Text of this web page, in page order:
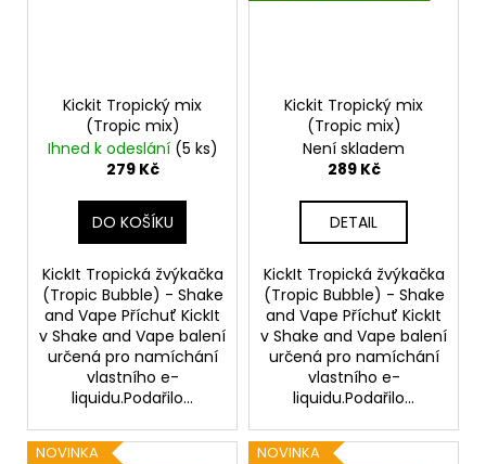
Kickit Tropický mix
(Tropic mix)
Ihned k odeslání (5 ks)
279 Kč
DO KOŠÍKU
KickIt Tropická žvýkačka
(Tropic Bubble) - Shake
and Vape Příchuť KickIt
v Shake and Vape balení
určená pro namíchání
vlastního e-
liquidu.Podařilo...
Kickit Tropický mix
(Tropic mix)
Není skladem
289 Kč
DETAIL
KickIt Tropická žvýkačka
(Tropic Bubble) - Shake
and Vape Příchuť KickIt
v Shake and Vape balení
určená pro namíchání
vlastního e-
liquidu.Podařilo...
NOVINKA
NOVINKA